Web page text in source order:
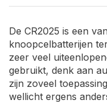
De CR2025 is een
knoopcelbatterijen
zeer veel
gebruikt, denk aan
zijn zoveel
wellicht ergens